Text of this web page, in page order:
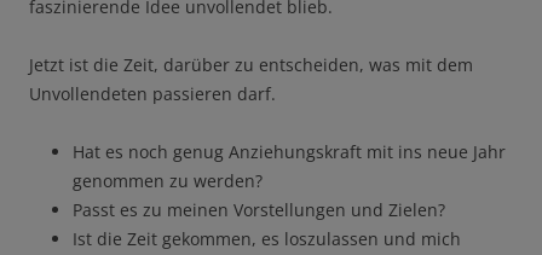
faszinierende Idee unvollendet blieb.
Jetzt ist die Zeit, darüber zu entscheiden, was mit dem
Unvollendeten passieren darf.
Hat es noch genug Anziehungskraft mit ins neue Jahr
genommen zu werden?
Passt es zu meinen Vorstellungen und Zielen?
Ist die Zeit gekommen, es loszulassen und mich